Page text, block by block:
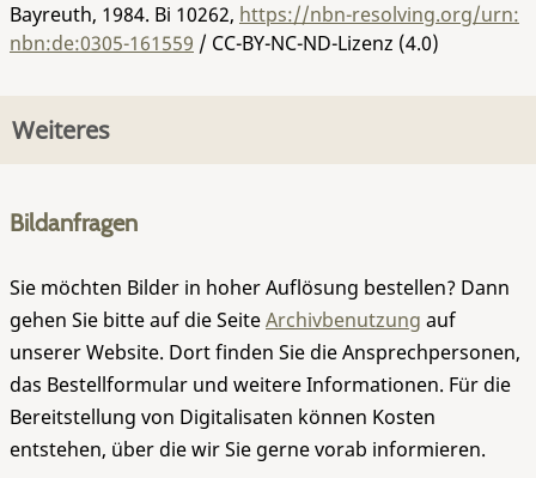
Bayreuth, 1984. Bi 10262, https://nbn-resolving.org/urn:
nbn:de:0305-161559 / CC-BY-NC-ND-Lizenz (4.0)
Weiteres
Bildanfragen
Sie möchten Bilder in hoher Auflösung bestellen? Dann
gehen Sie bitte auf die SeiteArchivbenutzung auf
unserer Website. Dort finden Sie die Ansprechpersonen,
das Bestellformular und weitere Informationen. Für die
Bereitstellung von Digitalisaten können Kosten
entstehen, über die wir Sie gerne vorab informieren.